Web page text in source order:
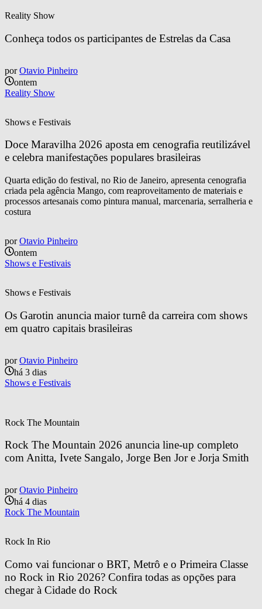
Reality Show
Conheça todos os participantes de Estrelas da Casa
por Otavio Pinheiro
ontem
Reality Show
Shows e Festivais
Doce Maravilha 2026 aposta em cenografia reutilizável
e celebra manifestações populares brasileiras
Quarta edição do festival, no Rio de Janeiro, apresenta cenografia
criada pela agência Mango, com reaproveitamento de materiais e
processos artesanais como pintura manual, marcenaria, serralheria e
costura
por Otavio Pinheiro
ontem
Shows e Festivais
Shows e Festivais
Os Garotin anuncia maior turnê da carreira com shows
em quatro capitais brasileiras
por Otavio Pinheiro
há 3 dias
Shows e Festivais
Rock The Mountain
Rock The Mountain 2026 anuncia line-up completo
com Anitta, Ivete Sangalo, Jorge Ben Jor e Jorja Smith
por Otavio Pinheiro
há 4 dias
Rock The Mountain
Rock In Rio
Como vai funcionar o BRT, Metrô e o Primeira Classe
no Rock in Rio 2026? Confira todas as opções para
chegar à Cidade do Rock